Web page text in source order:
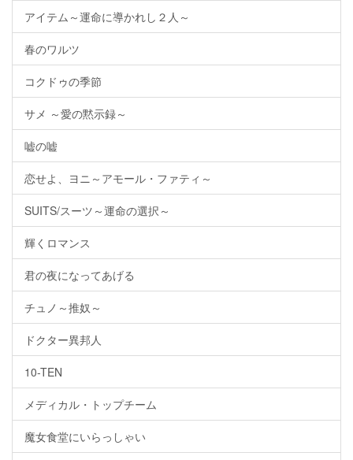
アイテム～運命に導かれし２人～
春のワルツ
コクドゥの季節
サメ ～愛の黙示録～
嘘の嘘
恋せよ、ヨニ～アモール・ファティ～
SUITS/スーツ～運命の選択～
輝くロマンス
君の夜になってあげる
チュノ～推奴～
ドクター異邦人
10-TEN
メディカル・トップチーム
魔女食堂にいらっしゃい